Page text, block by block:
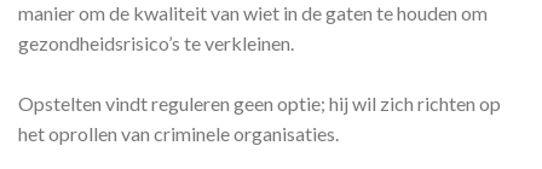
manier om de kwaliteit van wiet in de gaten te houden om
gezondheidsrisico’s te verkleinen.
Opstelten vindt reguleren geen optie; hij wil zich richten op
het oprollen van criminele organisaties.